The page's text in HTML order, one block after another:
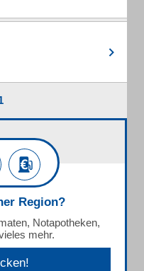
Region?
Notapotheken,
mehr.